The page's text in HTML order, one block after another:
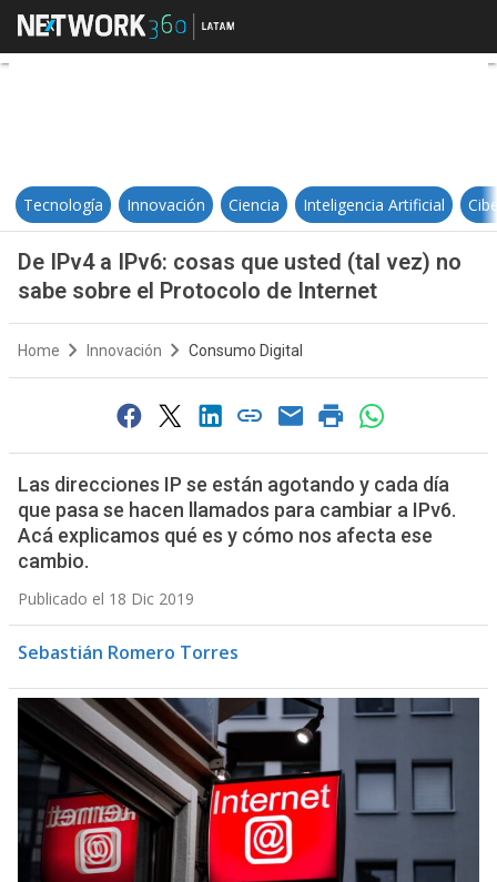
De IPv4 a IPv6: cosas que usted
Tecnología Innovación Ciencia Inteligencia Artificial
De IPv4 a IPv6: cosas que usted (tal vez) no
sabe sobre el Protocolo de Internet
Home Innovación Consumo Digital
Las direcciones IP se están agotando y cada día
que pasa se hacen llamados para cambiar a IPv6.
Acá explicamos qué es y cómo nos afecta ese
cambio.
Publicado el 18 Dic 2019
Sebastián Romero Torres